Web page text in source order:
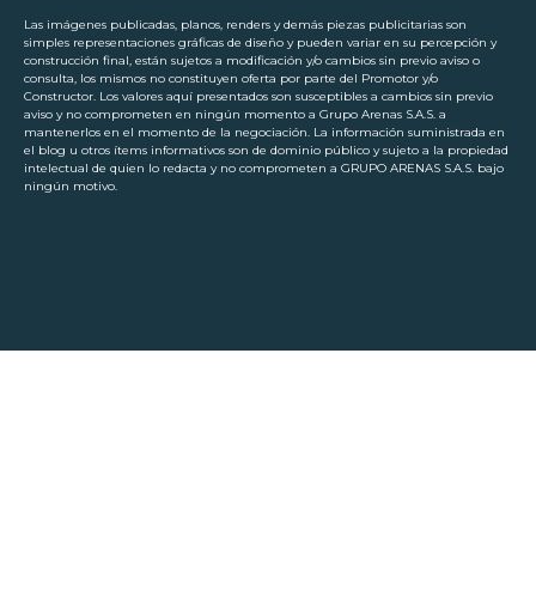
Las imágenes publicadas, planos, renders y demás piezas publicitarias son
simples representaciones gráficas de diseño y pueden variar en su percepción y
construcción final, están sujetos a modificación y/o cambios sin previo aviso o
consulta, los mismos no constituyen oferta por parte del Promotor y/o
Constructor. Los valores aquí presentados son susceptibles a cambios sin previo
aviso y no comprometen en ningún momento a Grupo Arenas S.A.S. a
mantenerlos en el momento de la negociación. La información suministrada en
el blog u otros ítems informativos son de dominio público y sujeto a la propiedad
intelectual de quien lo redacta y no comprometen a GRUPO ARENAS S.A.S. bajo
ningún motivo.